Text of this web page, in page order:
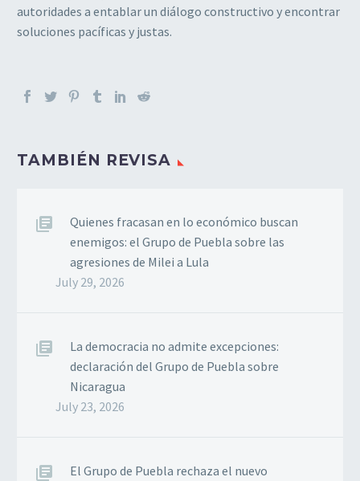
autoridades a entablar un diálogo constructivo y encontrar
soluciones pacíficas y justas.
TAMBIÉN REVISA
Quienes fracasan en lo económico buscan
enemigos: el Grupo de Puebla sobre las
agresiones de Milei a Lula
July 29, 2026
La democracia no admite excepciones:
declaración del Grupo de Puebla sobre
Nicaragua
July 23, 2026
El Grupo de Puebla rechaza el nuevo